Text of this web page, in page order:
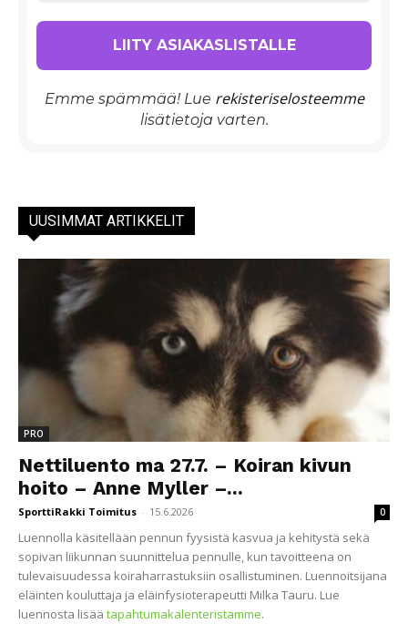
Emme spämmää! Lue rekisteriselosteemme
lisätietoja varten.
UUSIMMAT ARTIKKELIT
PRO
Nettiluento ma 27.7. – Koiran kivun
hoito – Anne Myller –...
SporttiRakki Toimitus - 15.6.2026 0
Luennolla käsitellään pennun fyysistä kasvua ja kehitystä sekä
sopivan liikunnan suunnittelua pennulle, kun tavoitteena on
tulevaisuudessa koiraharrastuksiin osallistuminen. Luennoitsijana
eläinten kouluttaja ja eläinfysioterapeutti Milka Tauru. Lue
luennosta lisää tapahtumakalenteristamme.